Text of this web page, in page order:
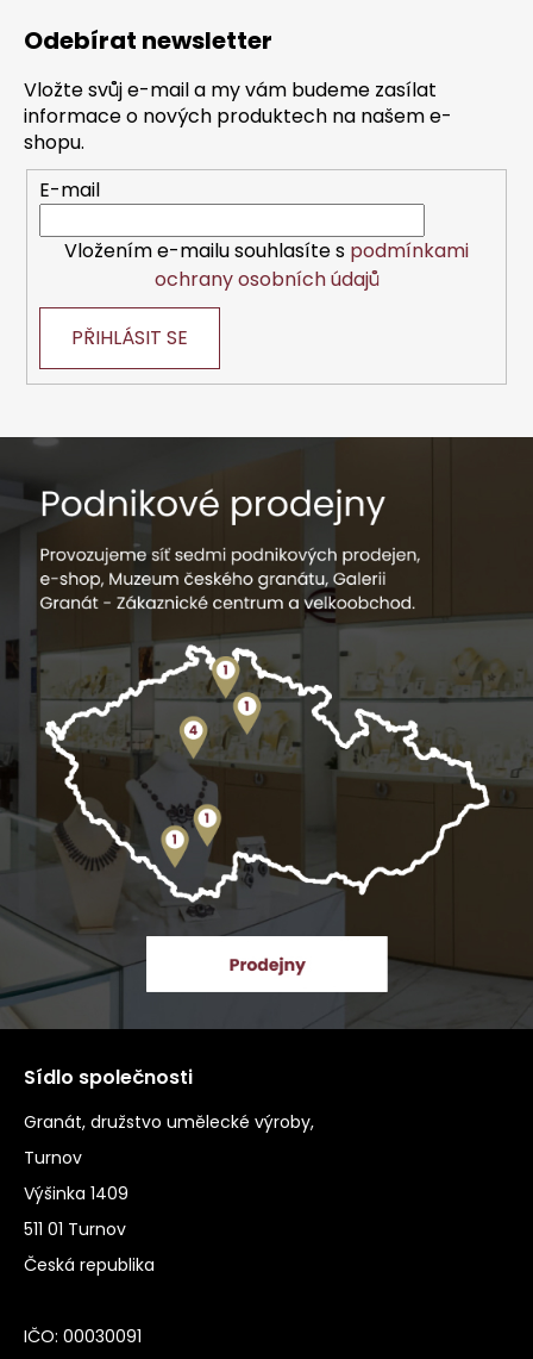
Odebírat newsletter
Vložte svůj e-mail a my vám budeme zasílat
informace o nových produktech na našem e-
shopu.
E-mail
Vložením e-mailu souhlasíte s podmínkami
ochrany osobních údajů
PŘIHLÁSIT SE
Sídlo společnosti
Granát, družstvo umělecké výroby,
Turnov
Výšinka 1409
511 01 Turnov
Česká republika
IČO: 00030091